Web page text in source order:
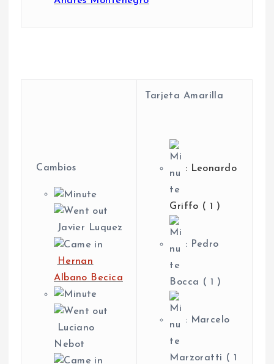
Cambios
Javier Luquez
Hernan
Albano Becica
Luciano
Nebot
Tarjeta Amarilla
: Leonardo
Griffo ( 1 )
: Pedro
Bocca ( 1 )
: Marcelo
Marzoratti ( 1